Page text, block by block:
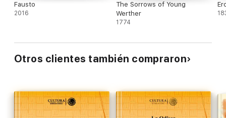
Fausto
2016
The Sorrows of Young
Werther
1774
Otros clientes también compraron